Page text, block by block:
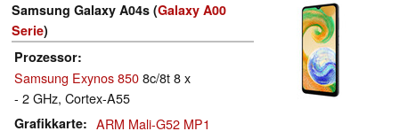
Samsung Galaxy A04s (Galaxy A00
Serie)
Prozessor
Samsung Exynos 8508c/8t 8 x
- 2 GHz, Cortex-A55
Grafikkarte ARM Mali-G52 MP1